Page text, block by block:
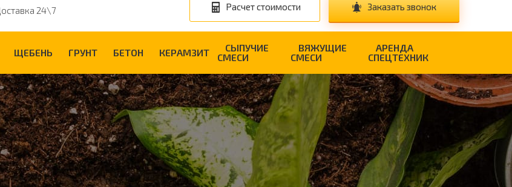
24\7
Расчет стоимости Заказать звонок
ЩЕБЕНЬ ГРУНТ БЕТОН КЕРАМЗИТ
СЫПУЧИЕ
СМЕСИ
ВЯЖУЩИЕ
СМЕСИ
АРЕНДА
СПЕЦТЕХНИК